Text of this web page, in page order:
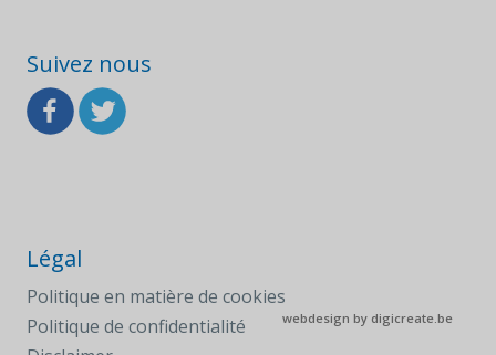
Suivez nous
Légal
Politique en matière de cookies
Politique de confidentialité
webdesign by digicreate.be